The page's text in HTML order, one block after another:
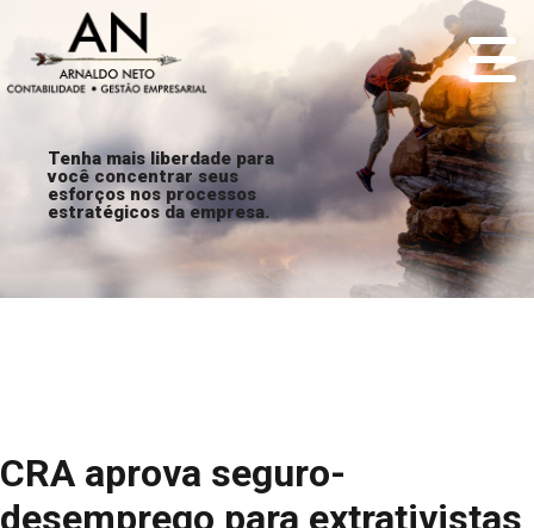
Tenha mais liberdade para
você concentrar seus
esforços nos processos
estratégicos da empresa.
CRA aprova seguro-
desemprego para extrativistas